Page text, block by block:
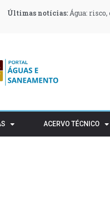
Últimas notícias:Água:
Últimas notícias:O Governo
Últimas notícias:O que
Últimas notícias:Moeve e
apoiar 400 famílias
Últimas notícias:Novas
Últimas notícias:Retalho e
ACERVO TÉCNICO